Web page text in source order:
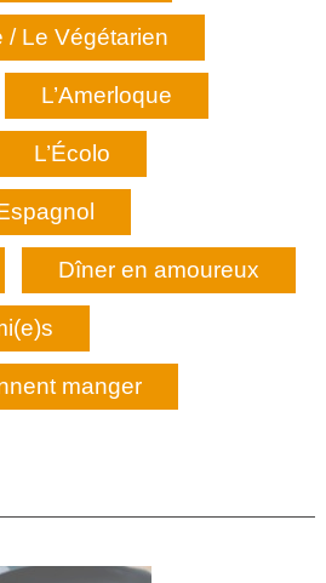
/ Le Végétarien
L’Amerloque
L’Écolo
Dîner en amoureux
manger